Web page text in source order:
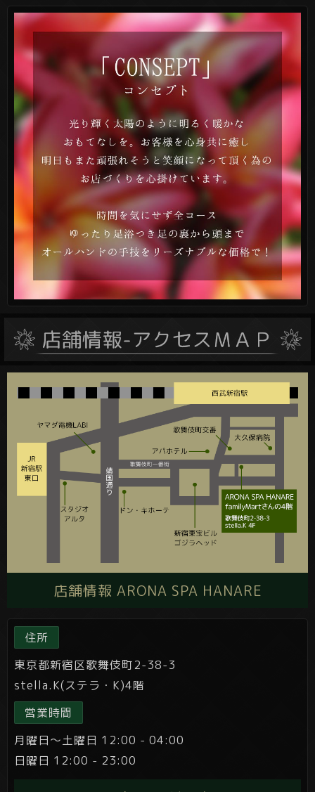
店舗情報 ARONA SPA HANARE
住所
東京都新宿区歌舞伎町2-38-3
stella.K(ステラ・K)4階
営業時間
月曜日～土曜日 12:00 - 04:00
日曜日 12:00 - 23:00